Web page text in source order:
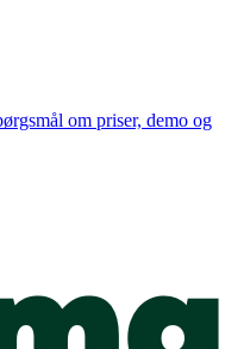
om priser, demo og